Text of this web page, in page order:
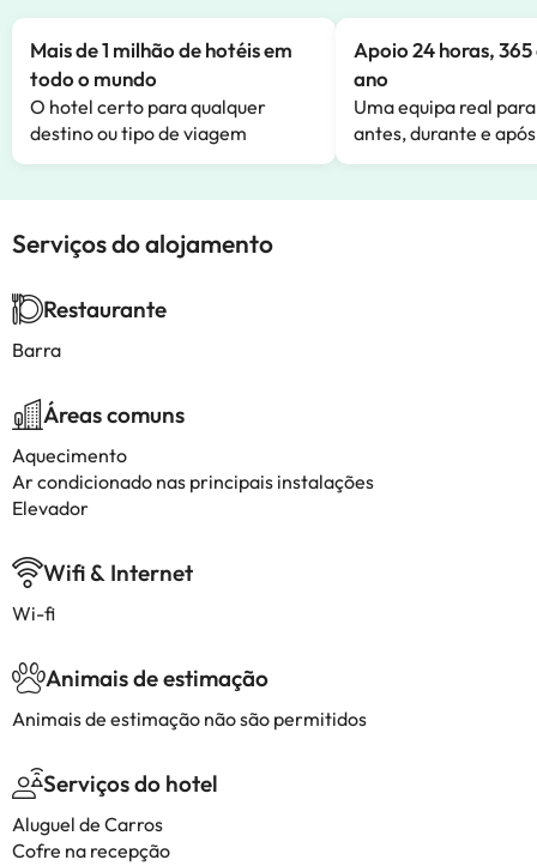
Mais de 1 milhão de hotéis em
todo o mundo
O hotel certo para qualquer
destino ou tipo de viagem
Apoio 24 horas,
ano
Uma equipa real
antes, durante e
Serviços do alojamento
Restaurante
Barra
Áreas comuns
Aquecimento
Ar condicionado nas principais instalações
Elevador
Wifi & Internet
Wi-fi
Animais de estimação
Animais de estimação não são permitidos
Serviços do hotel
Aluguel de Carros
Cofre na recepção